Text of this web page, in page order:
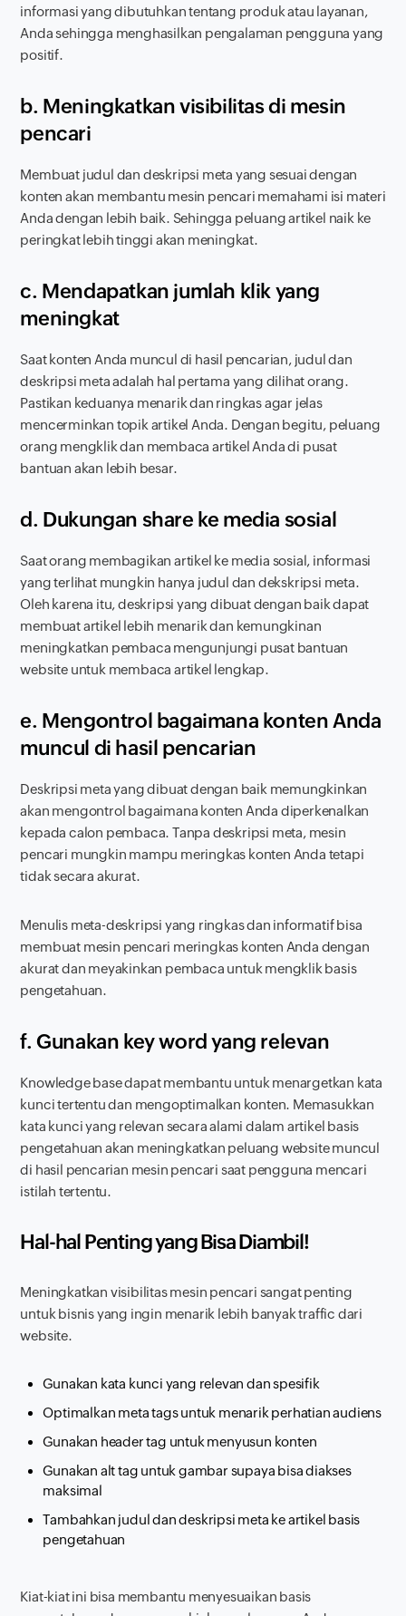
informasi yang dibutuhkan tentang produk atau layanan,
Anda sehingga menghasilkan pengalaman pengguna yang
positif.
b. Meningkatkan visibilitas di mesin
pencari
Membuat judul dan deskripsi meta yang sesuai dengan
konten akan membantu mesin pencari memahami isi materi
Anda dengan lebih baik. Sehingga peluang artikel naik ke
peringkat lebih tinggi akan meningkat.
c. Mendapatkan jumlah klik yang
meningkat
Saat konten Anda muncul di hasil pencarian, judul dan
deskripsi meta adalah hal pertama yang dilihat orang.
Pastikan keduanya menarik dan ringkas agar jelas
mencerminkan topik artikel Anda. Dengan begitu, peluang
orang mengklik dan membaca artikel Anda di pusat
bantuan akan lebih besar.
d. Dukungan share ke media sosial
Saat orang membagikan artikel ke media sosial, informasi
yang terlihat mungkin hanya judul dan dekskripsi meta.
Oleh karena itu, deskripsi yang dibuat dengan baik dapat
membuat artikel lebih menarik dan kemungkinan
meningkatkan pembaca mengunjungi pusat bantuan
website untuk membaca artikel lengkap.
e. Mengontrol bagaimana konten Anda
muncul di hasil pencarian
Deskripsi meta yang dibuat dengan baik memungkinkan
akan mengontrol bagaimana konten Anda diperkenalkan
kepada calon pembaca. Tanpa deskripsi meta, mesin
pencari mungkin mampu meringkas konten Anda tetapi
tidak secara akurat.
Menulis meta-deskripsi yang ringkas dan informatif bisa
membuat mesin pencari meringkas konten Anda dengan
akurat dan meyakinkan pembaca untuk mengklik basis
pengetahuan.
f. Gunakan key word yang relevan
Knowledge basedapat membantu untuk menargetkan kata
kunci tertentu dan mengoptimalkan konten. Memasukkan
kata kunci yang relevan secara alami dalam artikel basis
pengetahuan akan meningkatkan peluang website muncul
di hasil pencarian mesin pencari saat pengguna mencari
istilah tertentu.
Hal-hal Penting yang Bisa Diambil!
Meningkatkan visibilitas mesin pencari sangat penting
untuk bisnis yang ingin menarik lebih banyaktraffic dari
website.
Gunakan kata kunci yang relevan dan spesifik
Optimalkan meta tags untuk menarik perhatian audiens
Gunakan header tag untuk menyusun konten
Gunakan alt tag untuk gambar supaya bisa diakses
maksimal
Tambahkan judul dan deskripsi meta ke artikel basis
pengetahuan
Kiat-kiat ini bisa membantu menyesuaikan basis